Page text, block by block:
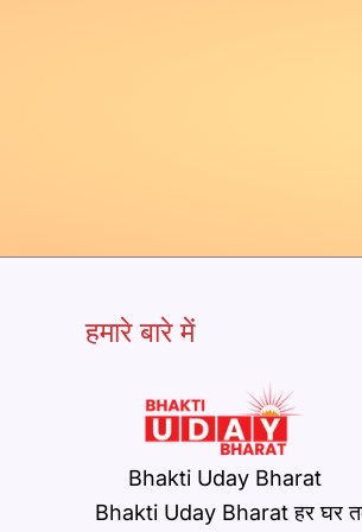
हमारे बारे में
Bhakti Uday Bharat
Bhakti Uday Bharat हर घर